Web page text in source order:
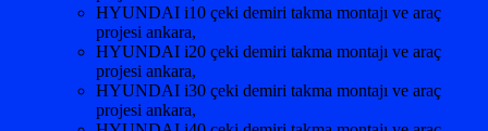
HYUNDAI i10 çeki demiri takma montajı ve araç
projesi ankara,
HYUNDAI i20 çeki demiri takma montajı ve araç
projesi ankara,
HYUNDAI i30 çeki demiri takma montajı ve araç
projesi ankara,